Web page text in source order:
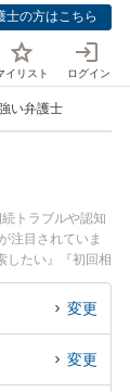
士の方はこちら
イリスト ログイン
い弁護士
トラブルや認知
注目されていま
したい』『初回相
変更
変更